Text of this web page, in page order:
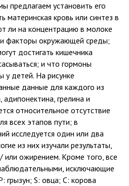
предлагаем установить его
материнская кровь или синтез в
ли на концентрацию в молоке
факторы окружающей среды;
достигать кишечника
и что гормоны
у детей. На рисунке
данные для каждого из
грелина и
относительное отсутствие
всех этапов пути; в
исследуется один или два
из них изучали результаты,
или ожирением. Кроме того, все
исключающие
грызун; S: овца; C: корова